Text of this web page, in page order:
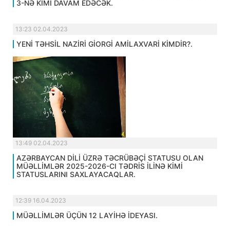
3-NƏ KİMİ DAVAM EDƏCƏK.
13:23 02.04.2023
YENİ TƏHSİL NAZİRİ GİORGİ AMİLAXVARİ KİMDİR?.
13:49 02.04.2023
AZƏRBAYCAN DİLİ ÜZRƏ TƏCRÜBƏÇİ STATUSU OLAN
MÜƏLLİMLƏR 2025-2026-CI TƏDRİS İLİNƏ KİMİ
STATUSLARINI SAXLAYACAQLAR.
12:39 16.04.2023
MÜƏLLİMLƏR ÜÇÜN 12 LAYİHƏ İDEYASI.